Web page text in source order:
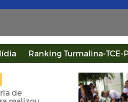
Ranking Turmalina-TCE-
de